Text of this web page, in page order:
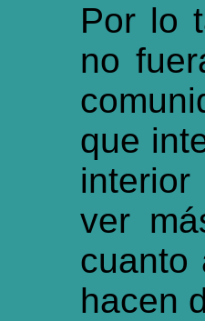
Por lo
no
que
ver
cuanto
hacen